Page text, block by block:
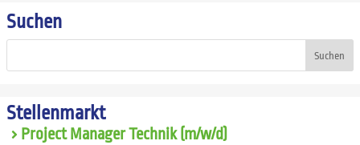
Suchen
Suchen
Stellenmarkt
Project Manager Technik (m/w/d)